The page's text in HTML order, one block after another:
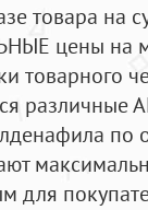
товара на
цены на
товарного
по
для